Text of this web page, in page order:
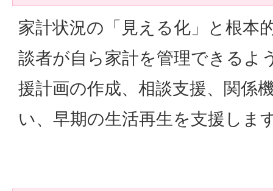
家計状況の「見える化」と根本
談者が自ら家計を管理できるよ
援計画の作成、相談支援、関係
い、早期の生活再生を支援しま